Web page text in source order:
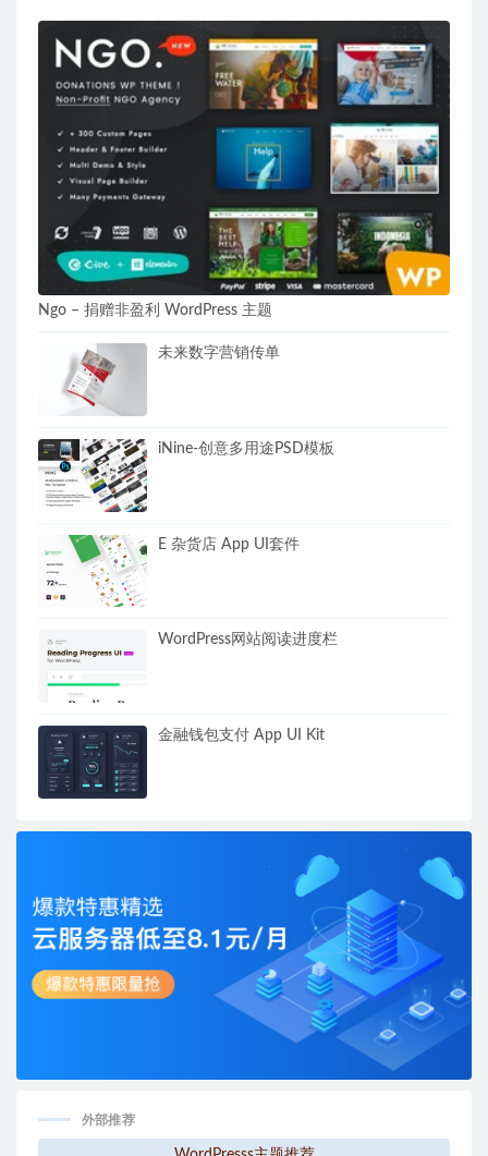
Ngo – 捐赠非盈利 WordPress 主题
未来数字营销传单
iNine-创意多用途PSD模板
E 杂货店 App UI套件
WordPress网站阅读进度栏
金融钱包支付 App UI Kit
外部推荐